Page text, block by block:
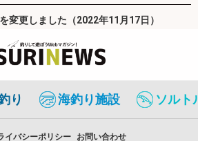
変更しました（2022年11月17日）
り 海釣り施設 ソルト
イバシーポリシー お問い合わせ